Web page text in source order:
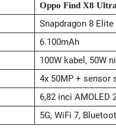
Oppo Find X8 Ultra
Snapdragon 8 Elite
6.100mAh
100W kabel, 50W
4x 50MP + sensor
6,82 inci AMOLED
5G, WiFi 7,